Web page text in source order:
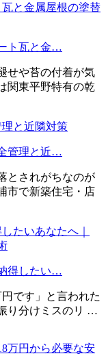
ト瓦と金…
せや苔の付着が気
関東平野特有の乾
管理と近…
とされがちなのが
市で新築住宅・店
得したい…
です」と言われた
り分けミスのリ …
万円から必要な安